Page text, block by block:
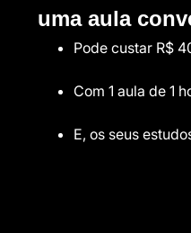
uma aula
Pode custar R$
Com 1 aula de 1
E, os seus